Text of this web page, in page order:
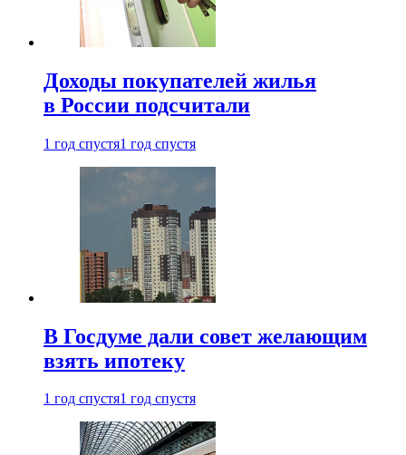
Доходы покупателей жилья
в России подсчитали
1 год спустя1 год спустя
В Госдуме дали совет желающим
взять ипотеку
1 год спустя1 год спустя